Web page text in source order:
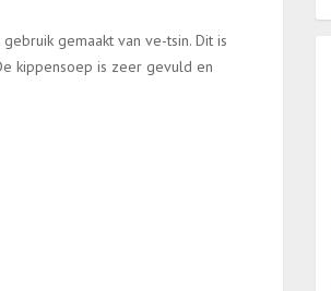
gemaakt van ve-tsin. Dit is
kippensoep is zeer gevuld en